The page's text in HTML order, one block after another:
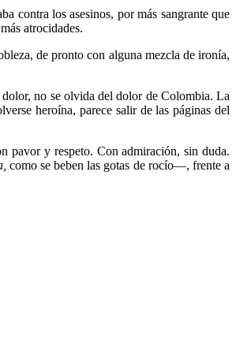
contra los asesinos, por más sangrante que
atrocidades.
de pronto con alguna mezcla de ironía,
dolor, no se olvida del dolor de Colombia. La
heroína, parece salir de las páginas del
pavor y respeto. Con admiración, sin duda.
como se beben las gotas de rocío—, frente a